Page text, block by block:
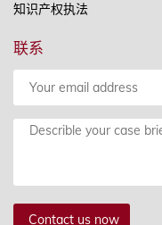
知识产权执法
联系